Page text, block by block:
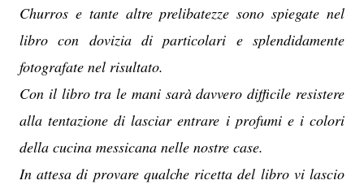
Churros e tante altre prelibatezze sono spiegate nel
libro con dovizia di particolari e splendidamente
fotografate nel risultato.
Con il libro tra le mani sarà davvero difficile resistere
alla tentazione di lasciar entrare i profumi e i colori
della cucina messicana nelle nostre case.
In attesa di provare qualche ricetta del libro vi lascio